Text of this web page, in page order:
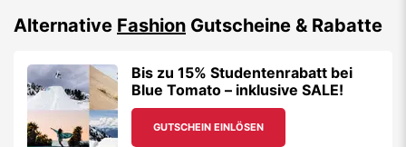
Alternative Fashion Gutscheine & Rabatte
Bis zu 15% Studentenrabatt bei
Blue Tomato – inklusive SALE!
GUTSCHEIN EINLÖSEN